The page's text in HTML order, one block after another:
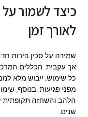
כיצד לשמור על
לאורך זמן
שמירה על סכין פירות
אך עקבית. הכללים
כל שימוש, ייבוש מלא
מפני פגיעות. בנוסף,
הלהב והשחזה תקופתית
שנים.